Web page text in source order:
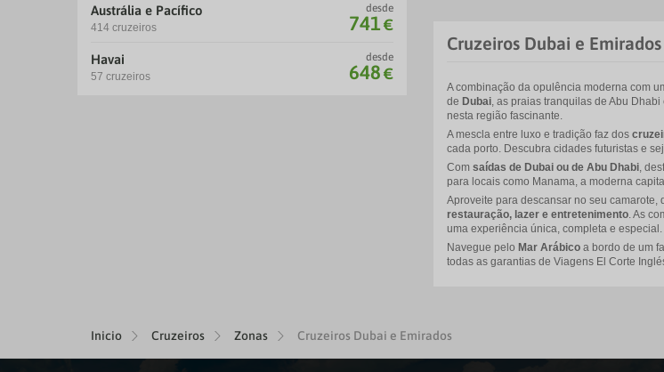
Inicio Cruzeiros Zonas Cruzeiros Dubai e Emirados
Cruzeiros Dubai e Emirados
A combinação da opulência moderna com
de Dubai, as praias tranquilas de Abu
nesta região fascinante.
A mescla entre luxo e tradição faz dos
cada porto. Descubra cidades futuristas e
Com saídas de Dubai ou de Abu Dhabi,
para locais como Manama, a moderna
Aproveite para descansar no seu
restauração, lazer e entretenimento. As
uma experiência única, completa e especial.
Navegue pelo Mar Arábico a bordo de um
todas as garantias de Viagens El Corte
Austrália e Pacífico
414 cruzeiros
desde
741€
Havai
57 cruzeiros
desde
648 €